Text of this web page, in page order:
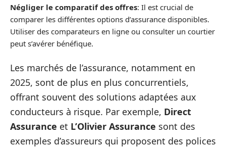
Négliger le comparatif des offres: Il est crucial de
comparer les différentes options d’assurance disponibles.
Utiliser des comparateurs en ligne ou consulter un courtier
peut s’avérer bénéfique.
Les marchés de l’assurance, notamment en
2025, sont de plus en plus concurrentiels,
offrant souvent des solutions adaptées aux
conducteurs à risque. Par exemple, Direct
Assurance et L’Olivier Assurance sont des
exemples d’assureurs qui proposent des polices